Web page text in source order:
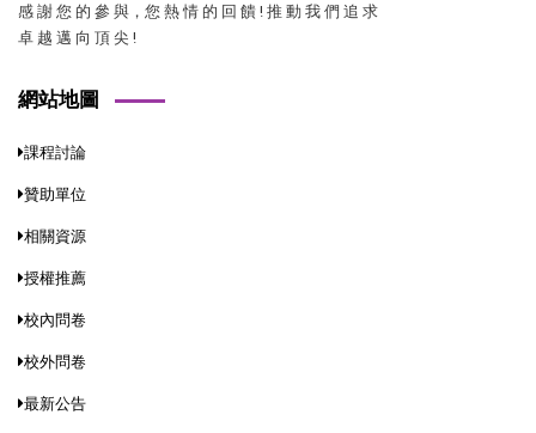
感 謝 您 的 參 與，您 熱 情 的 回 饋 ! 推 動 我 們 追 求
卓 越 邁 向 頂 尖 !
網站地圖
課程討論
贊助單位
相關資源
授權推薦
校內問卷
校外問卷
最新公告